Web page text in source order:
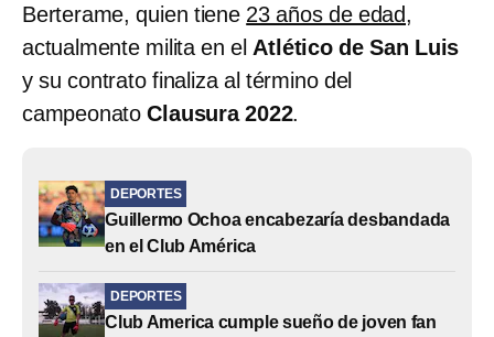
Berterame, quien tiene 23 años de edad,
actualmente milita en el Atlético de San Luis
y su contrato finaliza al término del
campeonatoClausura 2022.
DEPORTES
Guillermo Ochoa encabezaría desbandada
en el Club América
DEPORTES
Club America cumple sueño de joven fan